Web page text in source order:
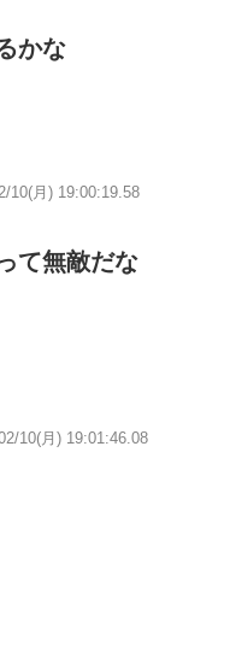
かな
10(月) 19:00:19.58
て無敵だな
10(月) 19:01:46.08